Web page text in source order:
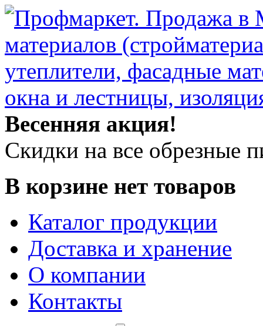
Весенняя акция!
Скидки на все обрезные
В корзине нет товаров
Каталог продукции
Доставка и хранение
О компании
Контакты